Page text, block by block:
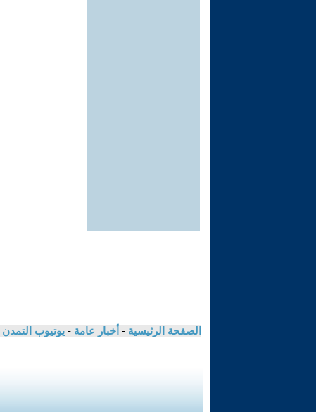
الصفحة الرئيسية - أخبار عامة - يوتيوب التمدن